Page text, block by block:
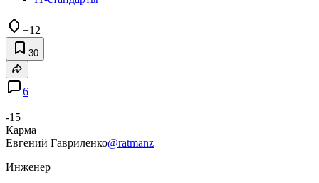
+12
30
6
-15
Карма
Евгений Гавриленко@ratmanz
Инженер